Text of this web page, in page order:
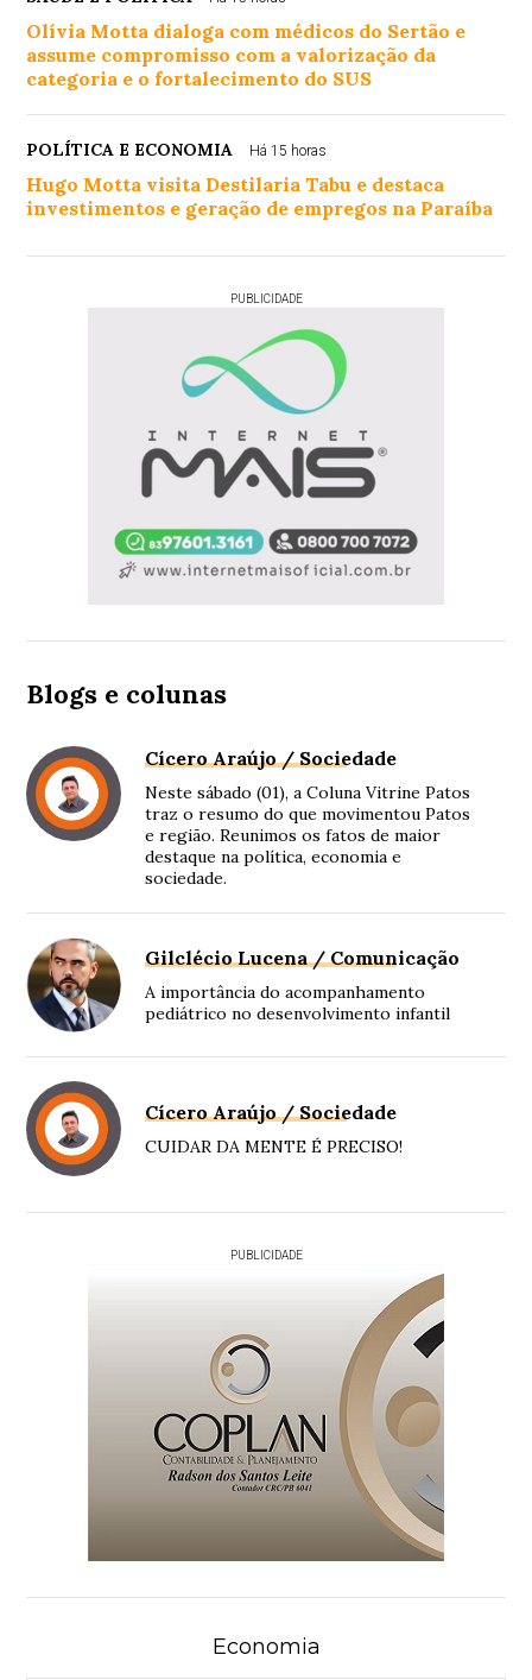
Olívia Motta dialoga com médicos do Sertão e
assume compromisso com a valorização da
categoria e o fortalecimento do SUS
POLÍTICA E ECONOMIA Há 15 horas
Hugo Motta visita Destilaria Tabu e destaca
investimentos e geração de empregos na Paraíba
PUBLICIDADE
Blogs e colunas
Cícero Araújo / Sociedade
Neste sábado (01), a Coluna Vitrine Patos
traz o resumo do que movimentou Patos
e região. Reunimos os fatos de maior
destaque na política, economia e
sociedade.
Gilclécio Lucena / Comunicação
A importância do acompanhamento
pediátrico no desenvolvimento infantil
Cícero Araújo / Sociedade
CUIDAR DA MENTE É PRECISO!
PUBLICIDADE
Economia